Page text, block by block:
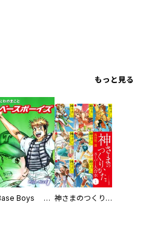
もっと見る
Base Boys 新装版 神さまのつくりかた。スーパー大合本